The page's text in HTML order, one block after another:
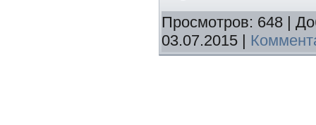
Просмотров: 648 |
03.07.2015 |